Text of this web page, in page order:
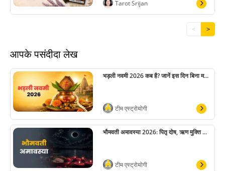
Tarot Srijan
< >
आपके पसंदीदा लेख
भड़ली नवमी 2026 कब है? जानें इस दिन बिना म...
टीम एस्ट्रोयोगी
भौमवती अमावस्या 2026: पितृ दोष, ऋण मुक्ति ...
टीम एस्ट्रोयोगी